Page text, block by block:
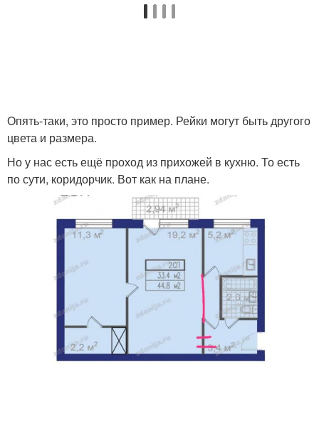
Опять-таки, это просто пример. Рейки могут быть другого
цвета и размера.
Но у нас есть ещё проход из прихожей в кухню. То есть
по сути, коридорчик. Вот как на плане.